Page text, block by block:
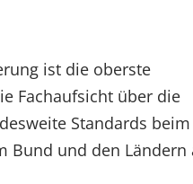
ist die oberste
Fachaufsicht über die
Standards beim
Bund und den Ländern